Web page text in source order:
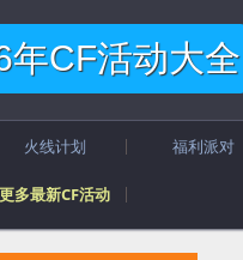
年CF活动大全
火线计划 福利派对
更多最新CF活动